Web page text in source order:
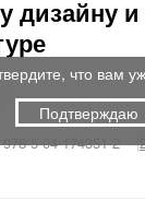
дизайну и
5-04-174351-2
что вам
Подтверждаю